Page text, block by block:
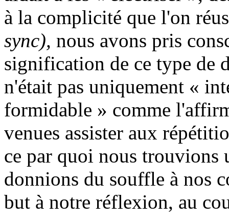
à la complicité que l'on
sync), nous avons pris
signification de ce type de
n'était pas uniquement «
formidable » comme
venues assister aux
ce par quoi nous trouvions
donnions du souffle à nos
but à notre réflexion, au